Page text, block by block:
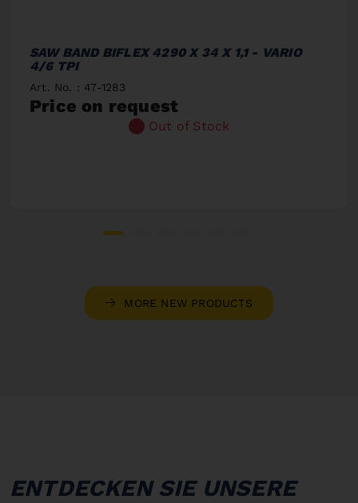
SAW BAND BIFLEX 4290 X 34 X 1,1 - VARIO
4/6 TPI
Art. No. : 47-1283
Price on request
Out of Stock
MORE NEW PRODUCTS
ENTDECKEN SIE UNSERE